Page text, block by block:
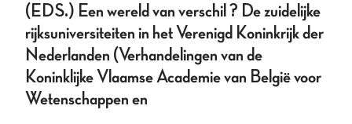
(EDS.) Een wereld van verschil ? De zuidelijke
rijksuniversiteiten in het Verenigd Koninkrijk der
Nederlanden (Verhandelingen van de
Koninklijke Vlaamse Academie van België voor
Wetenschappen en